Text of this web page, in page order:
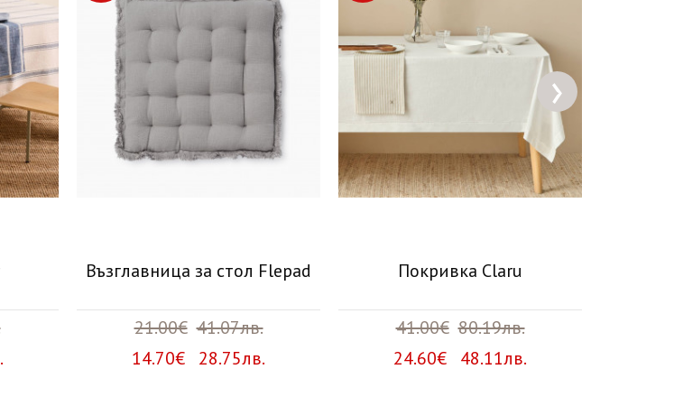
Възглавница за стол Flepad
21.00€ 41.07лв.
14.70€ 28.75лв.
Покривка Claru
41.00€ 80.19лв.
24.60€ 48.11лв.
›